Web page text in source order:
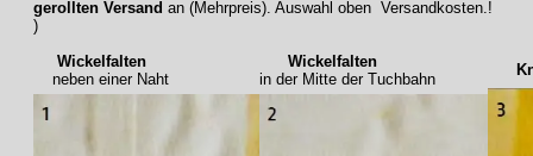
gerollten Versand an (Mehrpreis). Auswahl oben Versandkosten.!
)
Wickelfalten
neben einer Naht
Wickelfalten
in der Mitte der Tuchbahn